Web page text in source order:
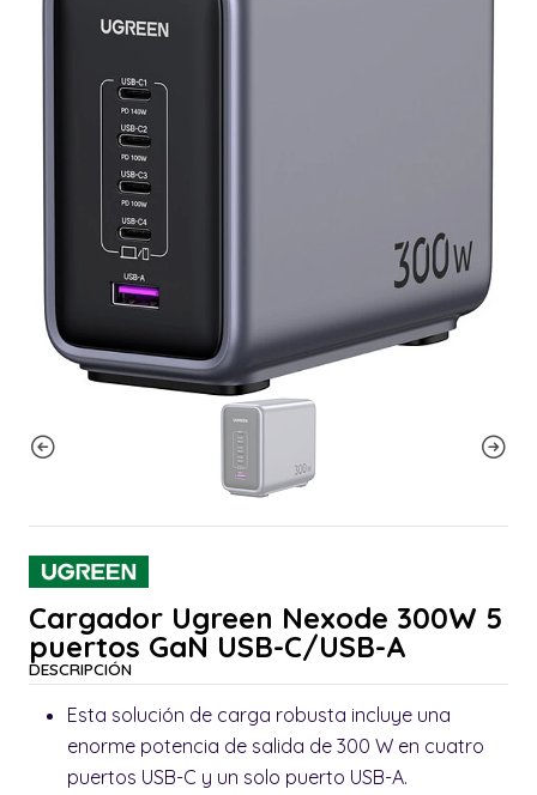
Cargador Ugreen Nexode 300W 5
puertos GaN USB-C/USB-A
DESCRIPCIÓN
Esta solución de carga robusta incluye una
enorme potencia de salida de 300 W en cuatro
puertos USB-C y un solo puerto USB-A.